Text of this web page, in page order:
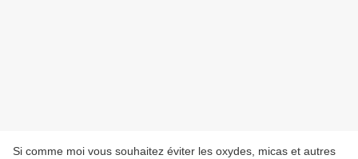
Si comme moi vous souhaitez éviter les oxydes, micas et autres